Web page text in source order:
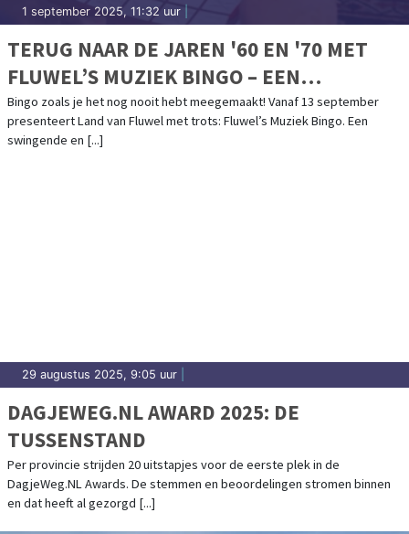
1 september 2025, 11:32 uur
TERUG NAAR DE JAREN '60 EN '70 MET
FLUWEL’S MUZIEK BINGO – EEN
NOSTALGISCH FEESTJE IN OMA’S
HUISKAMER!
Bingo zoals je het nog nooit hebt meegemaakt! Vanaf 13 september
presenteert Land van Fluwel met trots: Fluwel’s Muziek Bingo. Een
swingende en [...]
29 augustus 2025, 9:05 uur
DAGJEWEG.NL AWARD 2025: DE
TUSSENSTAND
Per provincie strijden 20 uitstapjes voor de eerste plek in de
DagjeWeg.NL Awards. De stemmen en beoordelingen stromen binnen
en dat heeft al gezorgd [...]